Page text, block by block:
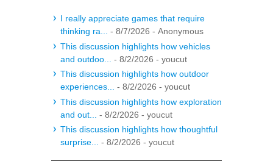
I really appreciate games that require
thinking ra...
- 8/7/2026 - Anonymous
This discussion highlights how vehicles
and outdoo...
- 8/2/2026 - youcut
This discussion highlights how outdoor
experiences...
- 8/2/2026 - youcut
This discussion highlights how exploration
and out...
- 8/2/2026 - youcut
This discussion highlights how thoughtful
surprise...
- 8/2/2026 - youcut